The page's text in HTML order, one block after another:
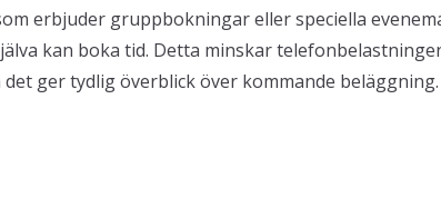
erbjuder gruppbokningar eller speciella
kan boka tid. Detta minskar
ger tydlig överblick över kommande beläggning.